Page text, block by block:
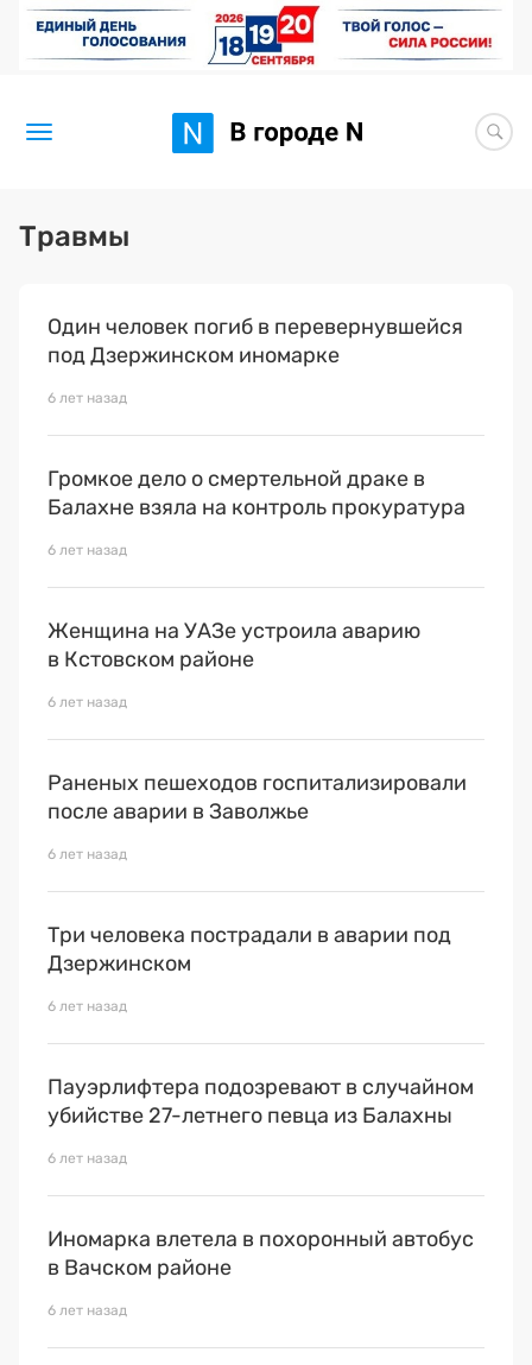
Здоровье
Искусство исцелять
Премия 2026 (текущая)
Эксперты
Травмы
Один человек погиб в перевернувшейся
под Дзержинском иномарке
6 лет назад
Громкое дело о смертельной драке в
Балахне взяла на контроль прокуратура
6 лет назад
Женщина на УАЗе устроила аварию
в Кстовском районе
6 лет назад
Раненых пешеходов госпитализировали
после аварии в Заволжье
6 лет назад
Три человека пострадали в аварии под
Дзержинском
6 лет назад
Пауэрлифтера подозревают в случайном
убийстве 27-летнего певца из Балахны
6 лет назад
Иномарка влетела в похоронный автобус
в Вачском районе
6 лет назад